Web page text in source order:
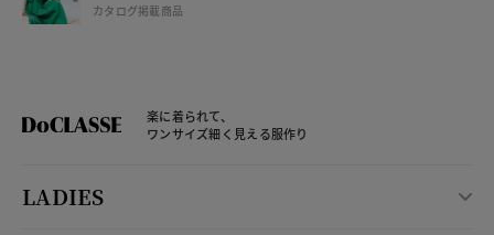
カタログ掲載商品
楽に着られて、
ワンサイズ細く見える服作り
LADIES